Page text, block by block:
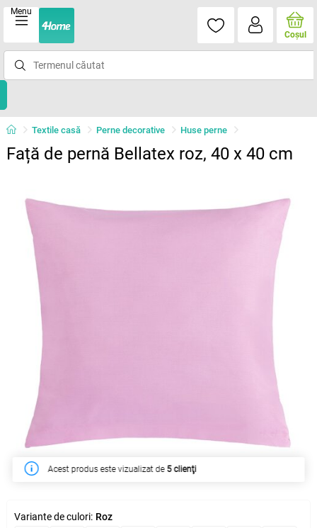
Menu
Coşul
Textile casă Perne decorative Huse perne
Față de pernă Bellatex roz, 40 x 40 cm
Acest produs este vizualizat de 5 clienţi
În săptămâna acesta a fost cumpărat de
Variante de culori: Roz